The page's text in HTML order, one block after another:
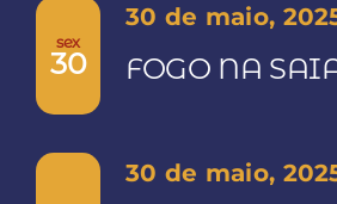
sex
30 FOGO NA
30 de maio,
30 de maio,